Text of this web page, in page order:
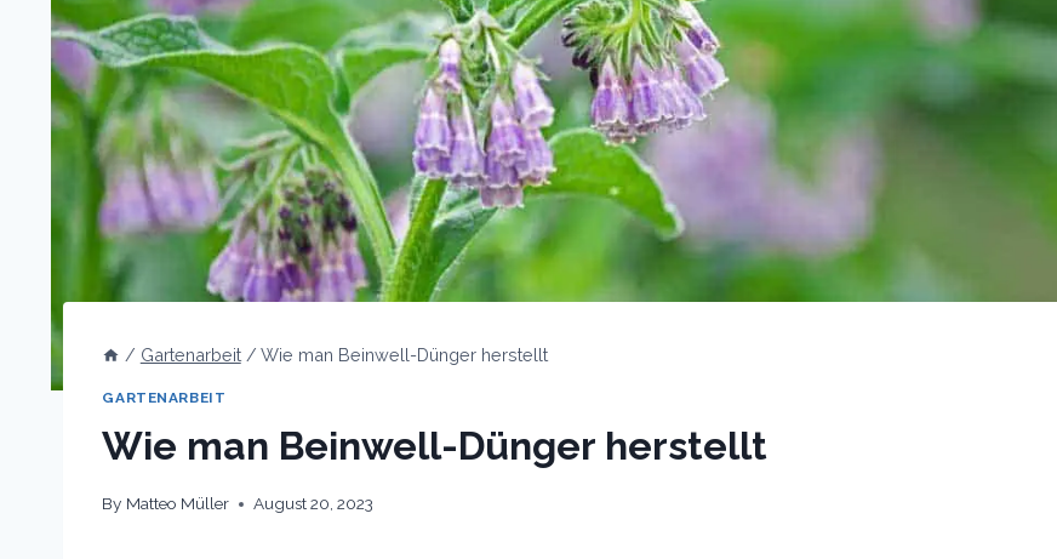
/ Gartenarbeit / Wie man Beinwell-Dünger herstellt
GARTENARBEIT
Wie man Beinwell-Dünger herstellt
By Matteo Müller August 20, 2023